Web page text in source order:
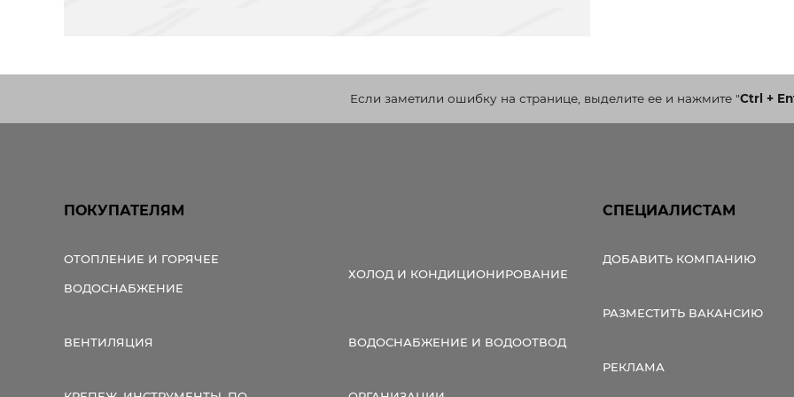
Если заметили ошибку на странице, выделите ее и нажмите"Ctrl +
ПОКУПАТЕЛЯМ
ОТОПЛЕНИЕ И ГОРЯЧЕЕ
ВОДОСНАБЖЕНИЕ
ХОЛОД И КОНДИЦИОНИРОВАНИЕ
ВЕНТИЛЯЦИЯ ВОДОСНАБЖЕНИЕ И ВОДООТВОД
СПЕЦИАЛИСТАМ
ДОБАВИТЬ КОМПАНИЮ
РАЗМЕСТИТЬ ВАКАНСИЮ
РЕКЛАМА